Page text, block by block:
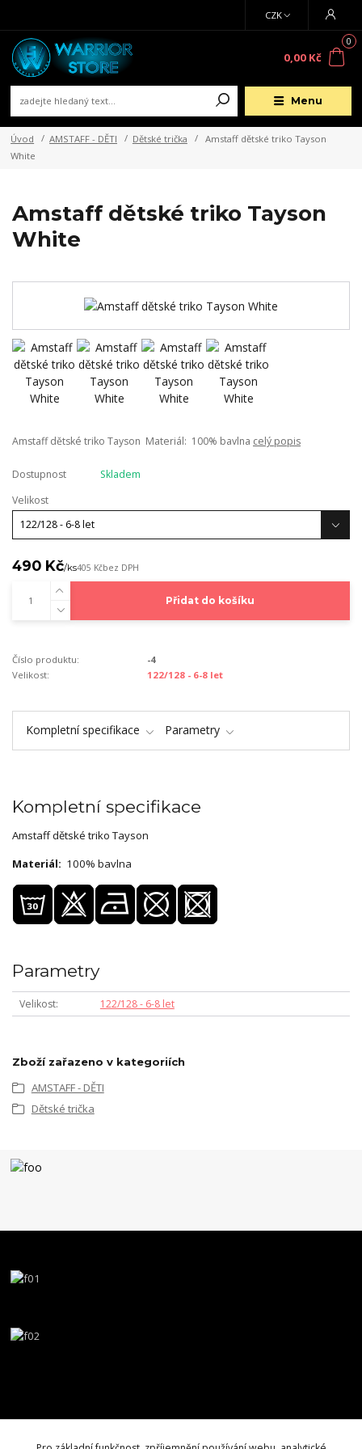
Menu
CZK
0
0,00 Kč
Úvod AMSTAFF - DĚTI Dětské trička
Amstaff dětské triko Tayson
White
Amstaff dětské triko Tayson
White
Amstaff dětské triko Tayson Materiál: 100% bavlna celý popis
Dostupnost
Skladem
Velikost
490 Kč/ks405 Kčbez DPH
Přidat do košíku
Číslo produktu:
-4
Velikost:
122/128 - 6-8 let
Kompletní specifikace Parametry
Kompletní specifikace
Amstaff dětské triko Tayson
Materiál: 100% bavlna
Parametry
Velikost 122/128 - 6-8 let
Zboží zařazeno v kategoriích
AMSTAFF - DĚTI
Dětské trička